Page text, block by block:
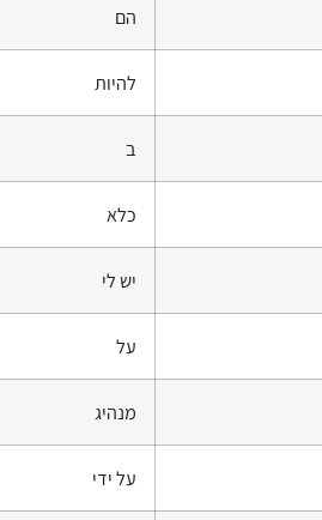
הם
להיות
ב
כלא
יש לי
על
מנהיג
על ידי